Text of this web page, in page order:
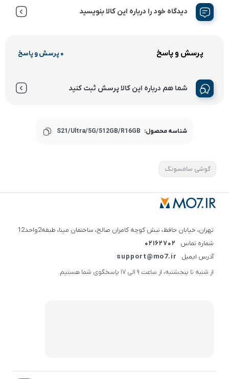
دیدگاه خود را درباره این کالا بنویسید
پرسش و پاسخ 0 پرسش و پاسخ
شما هم درباره این کالا پرسش ثبت کنید
شناسه محصول: S21/Ultra/5G/512GB/R16GB
گوشی سامسونگ
تهران، خیابان حافظ، نبش کوچه کامران صالح، ساختمان مینا، طبقه2واحد12
شماره تماس
02162702
آدرس ایمیل
support@mo7.ir
از شنبه تا پنجشنبه، از ساعت 9 الی 17 پاسخگوی شما هستیم.